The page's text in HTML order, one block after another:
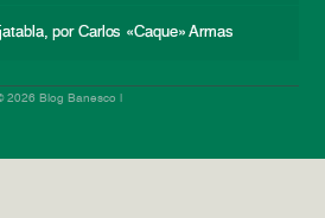
por Carlos «Caque» Armas
2026 Blog Banesco |